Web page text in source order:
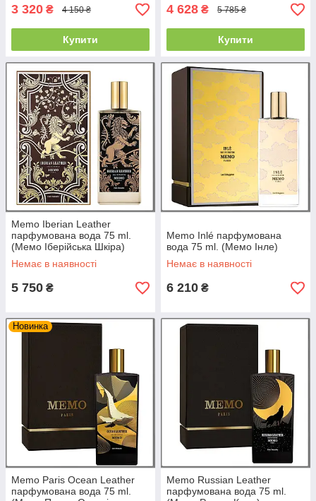
3 320 ₴ 4 150 ₴
Купити
4 628 ₴ 5 785 ₴
Купити
Memo Iberian Leather
парфумована вода 75 ml.
(Мемо Іберійська Шкіра)
Немає в наявності
5 750 ₴
Memo Inlé парфумована
вода 75 ml. (Мемо Інле)
Немає в наявності
6 210 ₴
Новинка
Memo Paris Ocean Leather
парфумована вода 75 ml.
Memo Russian Leather
парфумована вода 75 ml.